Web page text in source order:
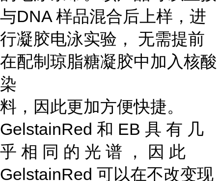
与DNA 样品混合后上样，进
行凝胶电泳实验， 无需提前
在配制琼脂糖凝胶中加入核酸
染
料，因此更加方便快捷。
GelstainRed 和 EB 具 有 几
乎 相 同 的 光 谱 ， 因 此
GelstainRed 可以在不改变现